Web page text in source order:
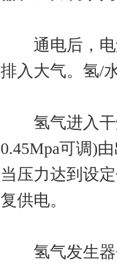
通电后，电
排入大气。氢/
氢气进入干
0.45Mpa可调)
当压力达到设
复供电。
氢气发生器